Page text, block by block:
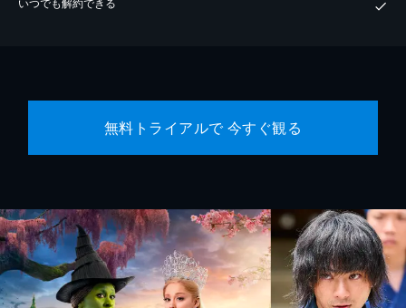
無料トライアルで 今すぐ観る